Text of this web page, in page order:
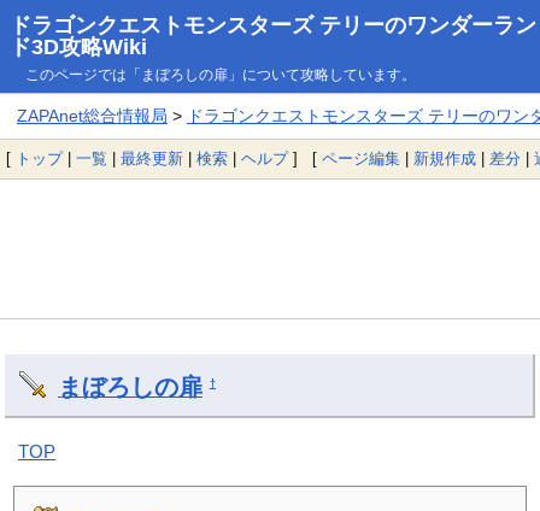
ドラゴンクエストモンスターズ テリーのワンダーラン
ド3D攻略Wiki
このページでは「まぼろしの扉」について攻略しています。
ZAPAnet総合情報局 > ドラゴンクエストモンスターズ テリーのワン
[ トップ| 一覧 | 最終更新 | 検索 | ヘルプ] [ ページ編集 | 新規作成 | 差分 |
まぼろしの扉 †
TOP